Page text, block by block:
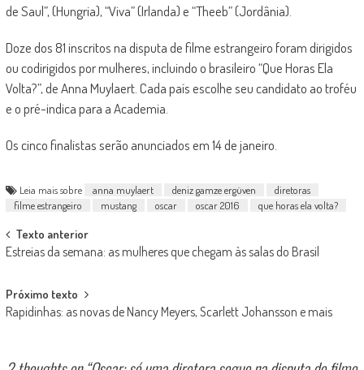
de Saul”, (Hungria), “Viva” (Irlanda) e “Theeb” (Jordânia).
Doze dos 81 inscritos na disputa de filme estrangeiro foram dirigidos
ou codirigidos por mulheres, incluindo o brasileiro “Que Horas Ela
Volta?”, de Anna Muylaert. Cada país escolhe seu candidato ao troféu
e o pré-indica para a Academia.
Os cinco finalistas serão anunciados em 14 de janeiro.
Leia mais sobre anna muylaert deniz gamze ergüven
diretoras
filme estrangeiro
mustang oscar oscar 2016 que horas ela volta?
Post
navigation
Texto anterior
Estreias da semana: as mulheres que chegam às salas do Brasil
Próximo texto
Rapidinhas: as novas de Nancy Meyers, Scarlett Johansson e mais